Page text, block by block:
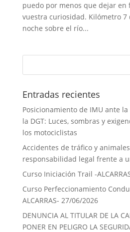
puedo por menos que dejar en
vuestra curiosidad. Kilómetro 7
noche sobre el río...
Entradas recientes
Posicionamiento de IMU ante
la DGT: Luces, sombras y
los motociclistas
Accidentes de tráfico y
responsabilidad legal frente a
Curso Iniciación Trail -
Curso Perfeccionamiento
ALCARRAS- 27/06/2026
DENUNCIA AL TITULAR DE LA
PONER EN PELIGRO LA